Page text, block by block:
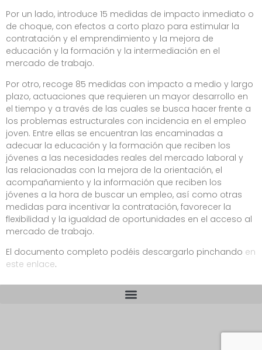
Por un lado, introduce 15 medidas de impacto inmediato o
de choque, con efectos a corto plazo para estimular la
contratación y el emprendimiento y la mejora de
educación y la formación y la intermediación en el
mercado de trabajo.
Por otro, recoge 85 medidas con impacto a medio y largo
plazo, actuaciones que requieren un mayor desarrollo en
el tiempo y a través de las cuales se busca hacer frente a
los problemas estructurales con incidencia en el empleo
joven. Entre ellas se encuentran las encaminadas a
adecuar la educación y la formación que reciben los
jóvenes a las necesidades reales del mercado laboral y
las relacionadas con la mejora de la orientación, el
acompañamiento y la información que reciben los
jóvenes a la hora de buscar un empleo, así como otras
medidas para incentivar la contratación, favorecer la
flexibilidad y la igualdad de oportunidades en el acceso al
mercado de trabajo.
El documento completo podéis descargarlo pinchando en
este enlace.